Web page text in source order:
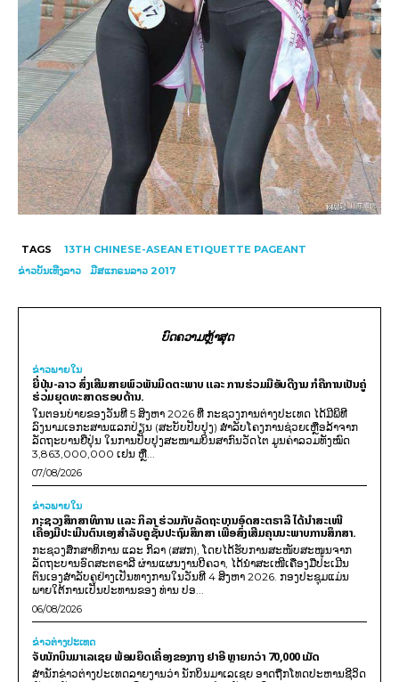
TAGS
13TH CHINESE-ASEAN ETIQUETTE PAGEANT
ຂ່າວບັນເທີງລາວ
ມີສແກຣນລາວ 2017
ບົດຄວາມຫຼ້າສຸດ
ຂ່າວພາຍ​ໃນ
ຍີ່ປຸ່ນ-ລາວ ສົ່ງເສີມສາຍພົວພັນມິດຕະພາບ ແລະ ການຮ່ວມມືອັນດີງາມ ກໍຄືການເປັນຄູ່
ຮ່ວມຍຸດທະສາດຮອບດ້ານ.
ໃນຕອນບ່າຍຂອງວັນທີ 5 ສິງຫາ 2026 ທີ່ ກະຊວງການຕ່າງປະເທດ ໄດ້ມີພິທີ
ລົງນາມເອກະສານແລກປ່ຽນ (ສະບັບປັບປຸງ) ສໍາລັບໂຄງການຊ່ວຍເຫຼືອລ້າຈາກ
ລັດຖະບານຍີ່ປຸ່ນ ໃນການປັບປຸງສະໜາມບິນສາກົນວັດໄຕ ມູນຄ່າລວມທັງໝົດ
3,863,000,000 ເຢນ ຫຼື...
07/08/2026
ຂ່າວພາຍ​ໃນ
ກະຊວງສຶກສາທິການ ແລະ ກິລາ ຮ່ວມກັບລັດຖະບານອົດສະຕຣາລີ ໄດ້ນຳສະເໜີ
ເຄື່ອງມືປະເມີນຕົນເອງສຳລັບຄູຊັ້ນປະຖົມສຶກສາ ເພື່ອສົ່ງເສີມຄຸນນະພາບການສຶກສາ.
ກະຊວງສຶກສາທິການ ແລະ ກິລາ (ສສກ), ໂດຍໄດ້ຮັບການສະໜັບສະໜູນຈາກ
ລັດຖະບານອົດສະຕຣາລີ ຜ່ານແຜນງານບີຄວາ, ໄດ້ນຳສະເໜີເຄື່ອງມືປະເມີນ
ຕົນເອງສຳລັບຄູຢ່າງເປັນທາງການໃນວັນທີ 4 ສິງຫາ 2026. ກອງປະຊຸມແມ່ນ
ພາຍໃຕ້ການເປັນປະທານຂອງ ທ່ານ ປອ...
06/08/2026
ຂ່າວຕ່າງປະເທດ
ຈັບນັກບິນມາເລເຊຍ ພ້ອມຍຶດເຄື່ອງຂອງກາງ ຢາອີ ຫຼາຍກວ່າ 70,000 ເມັດ
ສຳນັກຂ່າວຕ່າງປະເທດລາຍງານວ່າ ນັກບິນມາເລເຊຍ ອາດຖືກໂທດປະຫານຊີວິດ